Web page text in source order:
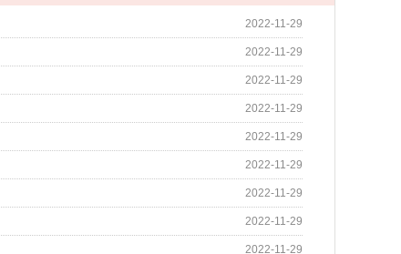
2022-11-29
2022-11-29
2022-11-29
2022-11-29
2022-11-29
2022-11-29
2022-11-29
2022-11-29
2022-11-29